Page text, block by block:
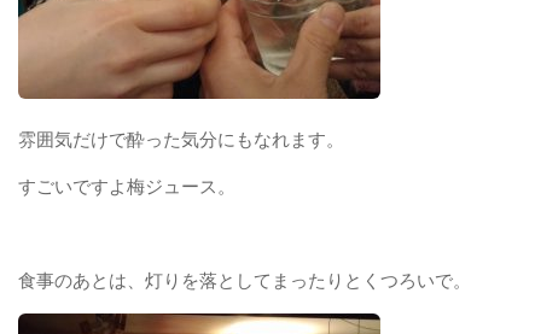
雰囲気だけで酔った気分にもなれます。
すごいですよ梅ジュース。
食事のあとは、灯りを落としてまったりとくつろいで。